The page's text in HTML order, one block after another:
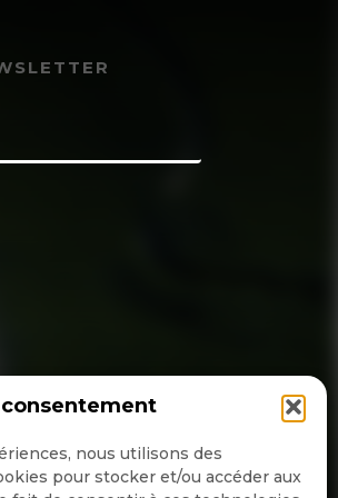
nous utilisons des
pour stocker et/ou accéder aux